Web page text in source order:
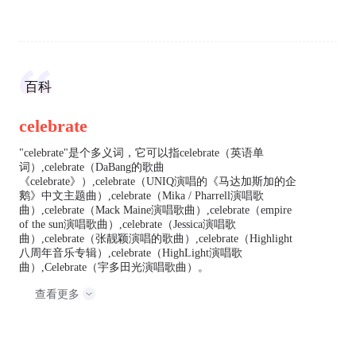
百科
celebrate
"celebrate"是个多义词，它可以指celebrate（英语单
词）,celebrate（DaBang的歌曲
《celebrate》）,celebrate（UNIQ演唱的《马达加斯加的企
鹅》中文主题曲）,celebrate（Mika / Pharrell演唱歌
曲）,celebrate（Mack Maine演唱歌曲）,celebrate（empire
of the sun演唱歌曲）,celebrate（Jessica演唱歌
曲）,celebrate（张靓颖演唱的歌曲）,celebrate（Highlight
八周年音乐专辑）,celebrate（HighLight演唱歌
曲）,Celebrate（宇多田光演唱歌曲）。
查看更多